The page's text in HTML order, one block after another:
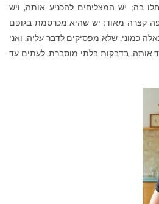
בה; יש המצליחים להכניע אותה, ויש
קצרה מאוד; יש שהיא מכרסמת בגופם
כמוני, שלא מפסיקים לדבר עליה, ואני
אותה, בדבקות בלתי מוסברת, לעִתים עד